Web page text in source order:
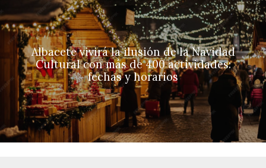
Albacete vivirá la ilusión de la Navidad
Cultural con más de 400 actividades:
fechas y horarios